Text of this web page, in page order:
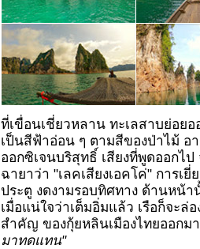
ที่เขื่อนเชี่ยวหลาน ทะเลสาบย่อย
เป็นสีฟ้าอ่อน ๆ ตามสีของป่าไม้
ออกซิเจนบริสุทธิ์ เสียงที่พูดออกไ
ฉายาว่า "เลคเสียงเอคโค่" การเ
ประตู งดงามรอบทิศทาง ด้านหน้า
เมื่อแน่ใจว่าเต็มอิ่มแล้ว เรือก็จะ
สำคัญ ของกุ้ยหลินเมืองไทยออกม
มาทดแทน"